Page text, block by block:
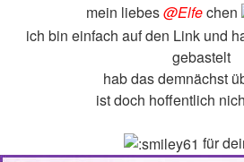
mein liebes@Elfechen
ich bin einfach auf den Link und
gebastelt
hab das demnächst
ist doch hoffentlich
für